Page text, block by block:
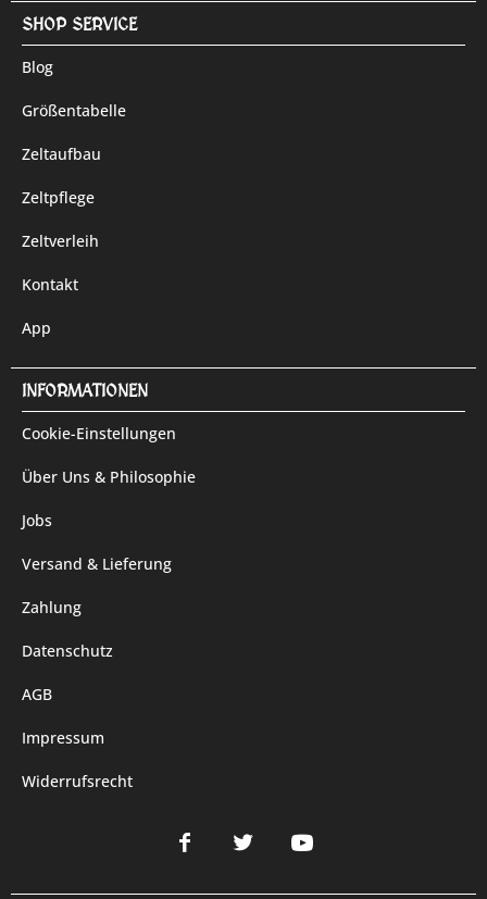
SHOP SERVICE
Blog
Größentabelle
Zeltaufbau
Zeltpflege
Zeltverleih
Kontakt
App
INFORMATIONEN
Cookie-Einstellungen
Über Uns & Philosophie
Jobs
Versand & Lieferung
Zahlung
Datenschutz
AGB
Impressum
Widerrufsrecht